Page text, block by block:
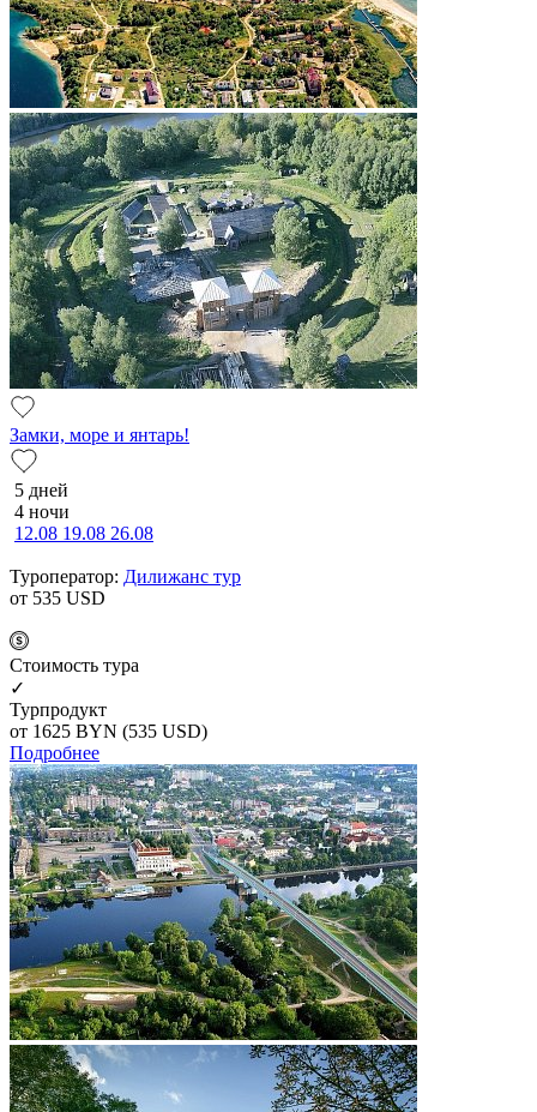
Замки, море и янтарь!
5 дней
4 ночи
12.08 19.08 26.08
Туроператор: Дилижанс тур
от 535 USD
Cтоимость тура
✓
Турпродукт
от 1625 BYN (535 USD)
Подробнее